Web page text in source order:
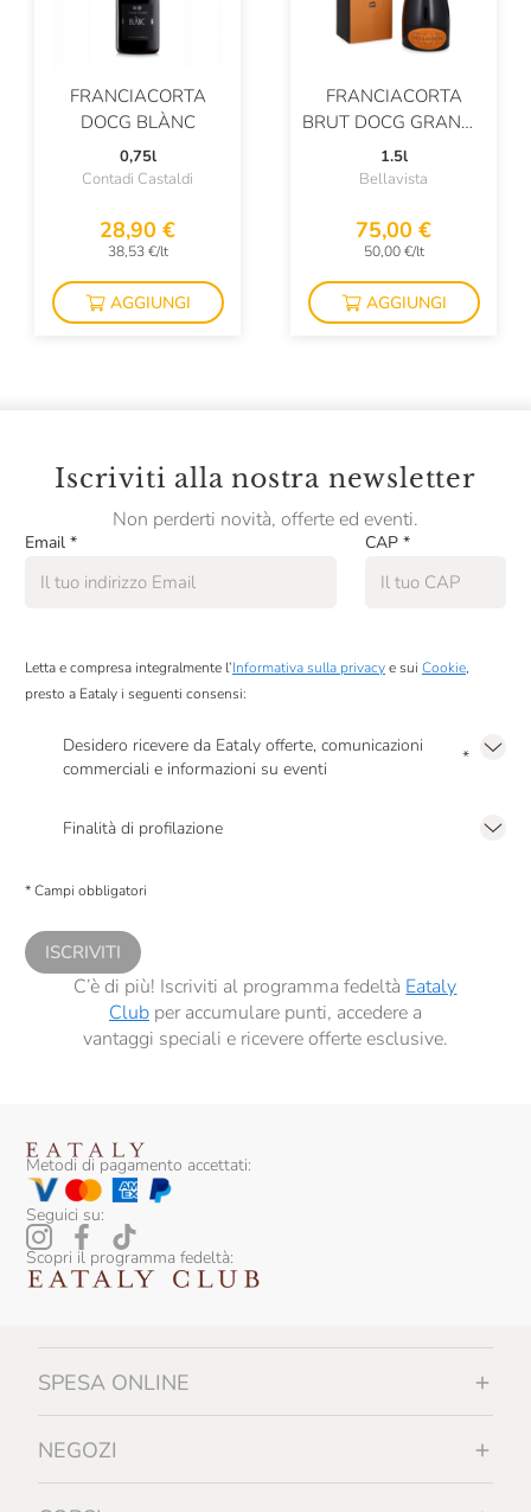
FRANCIACORTA
DOCG BLÀNC
0,75l
Contadi Castaldi
28,90 €
38,53 €/lt
AGGIUNGI
FRANCIACORTA
BRUT DOCG GRANDE
CUVÉE ALMA
MAGNUM
1.5l
Bellavista
75,00 €
50,00 €/lt
AGGIUNGI
Iscriviti alla nostra newsletter
Non perderti novità, offerte ed eventi.
Email * CAP *
Letta e compresa integralmente l’Informativa sulla privacye sui Cookie,
presto a Eataly i seguenti consensi:
Desidero ricevere da Eataly offerte, comunicazioni
commerciali e informazioni su eventi
*
Finalità di profilazione
comunicazioni commerciali personalizzate, in caso di consenso prestato ai
* Campi obbligatori
ISCRIVITI
C’è di più! Iscriviti al programma fedeltà Eataly
Clubper accumulare punti, accedere a
vantaggi speciali e ricevere offerte esclusive.
Metodi di pagamento accettati:
Seguici su:
Scopri il programma fedeltà:
SPESA ONLINE
NEGOZI